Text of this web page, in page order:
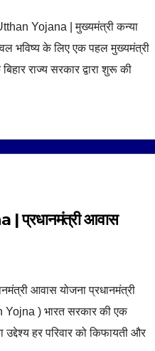
Yojana | मुख्यमंत्री कन्या
भविष्य के लिए एक पहल मुख्यमंत्री
राज्य सरकार द्वारा शुरू की
प्रधानमंत्री आवास
आवास योजना प्रधानमंत्री
) भारत सरकार की एक
उद्देश्य हर परिवार को किफायती और